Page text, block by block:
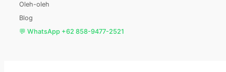
Oleh-oleh
Blog
💬 WhatsApp +62 858-9477-2521